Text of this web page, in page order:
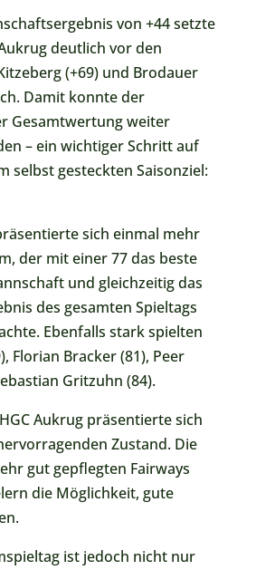
von +44 setzte
deutlich vor den
(+69) und Brodauer
Damit konnte der
Gesamtwertung weiter
– ein wichtiger Schritt auf
selbst gesteckten Saisonziel:
sich einmal mehr
der mit einer 77 das beste
und gleichzeitig das
des gesamten Spieltags
Ebenfalls stark spielten
Florian Bracker (81), Peer
Gritzuhn (84).
Aukrug präsentierte sich
Zustand. Die
gut gepflegten Fairways
die Möglichkeit, gute
ist jedoch nicht nur